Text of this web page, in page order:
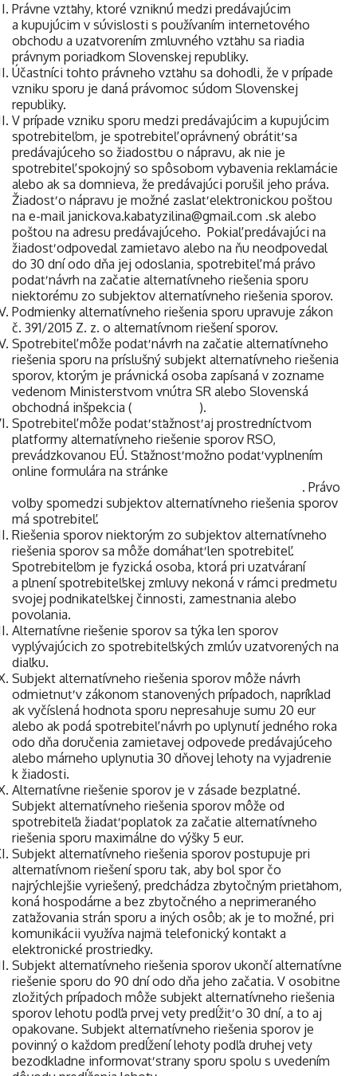
Právne vzťahy, ktoré vzniknú medzi predávajúcim
a kupujúcim v súvislosti s používaním internetového
obchodu a uzatvorením zmluvného vzťahu sa riadia
právnym poriadkom Slovenskej republiky.
Účastníci tohto právneho vzťahu sa dohodli, že v prípade
vzniku sporu je daná právomoc súdom Slovenskej
republiky.
V prípade vzniku sporu medzi predávajúcim a kupujúcim
spotrebiteľom, je spotrebiteľ oprávnený obrátiť sa
predávajúceho so žiadosťou o nápravu, ak nie je
spotrebiteľ spokojný so spôsobom vybavenia reklamácie
alebo ak sa domnieva, že predávajúci porušil jeho práva.
Žiadosť o nápravu je možné zaslať elektronickou poštou
na e-mail janickova.kabatyzilina@gmail.com .sk alebo
poštou na adresu predávajúceho. Pokiaľ predávajúci na
žiadosť odpovedal zamietavo alebo na ňu neodpovedal
do 30 dní odo dňa jej odoslania, spotrebiteľ má právo
podať návrh na začatie alternatívneho riešenia sporu
niektorému zo subjektov alternatívneho riešenia sporov.
Podmienky alternatívneho riešenia sporu upravuje zákon
č. 391/2015 Z. z. o alternatívnom riešení sporov.
Spotrebiteľ môže podať návrh na začatie alternatívneho
riešenia sporu na príslušný subjekt alternatívneho riešenia
sporov, ktorým je právnická osoba zapísaná v zozname
vedenom Ministerstvom vnútra SR alebo Slovenská
obchodná inšpekcia (
).
Spotrebiteľ môže podať sťažnosť aj prostredníctvom
platformy alternatívneho riešenie sporov RSO,
prevádzkovanou EÚ. Sťažnosť možno podať vyplnením
online formulára na stránke
. Právo
voľby spomedzi subjektov alternatívneho riešenia sporov
má spotrebiteľ.
Riešenia sporov niektorým zo subjektov alternatívneho
riešenia sporov sa môže domáhať len spotrebiteľ.
Spotrebiteľom je fyzická osoba, ktorá pri uzatváraní
a plnení spotrebiteľskej zmluvy nekoná v rámci predmetu
svojej podnikateľskej činnosti, zamestnania alebo
povolania.
Alternatívne riešenie sporov sa týka len sporov
vyplývajúcich zo spotrebiteľských zmlúv uzatvorených na
diaľku.
Subjekt alternatívneho riešenia sporov môže návrh
odmietnuť v zákonom stanovených prípadoch, napríklad
ak vyčíslená hodnota sporu nepresahuje sumu 20 eur
alebo ak podá spotrebiteľ návrh po uplynutí jedného roka
odo dňa doručenia zamietavej odpovede predávajúceho
alebo márneho uplynutia 30 dňovej lehoty na vyjadrenie
k žiadosti.
Alternatívne riešenie sporov je v zásade bezplatné.
Subjekt alternatívneho riešenia sporov môže od
spotrebiteľa žiadať poplatok za začatie alternatívneho
riešenia sporu maximálne do výšky 5 eur.
Subjekt alternatívneho riešenia sporov postupuje pri
alternatívnom riešení sporu tak, aby bol spor čo
najrýchlejšie vyriešený, predchádza zbytočným prieťahom,
koná hospodárne a bez zbytočného a neprimeraného
zaťažovania strán sporu a iných osôb; ak je to možné, pri
komunikácii využíva najmä telefonický kontakt a
elektronické prostriedky.
Subjekt alternatívneho riešenia sporov ukončí alternatívne
riešenie sporu do 90 dní odo dňa jeho začatia. V osobitne
zložitých prípadoch môže subjekt alternatívneho riešenia
sporov lehotu podľa prvej vety predĺžiť o 30 dní, a to aj
opakovane. Subjekt alternatívneho riešenia sporov je
povinný o každom predĺžení lehoty podľa druhej vety
bezodkladne informovať strany sporu spolu s uvedením